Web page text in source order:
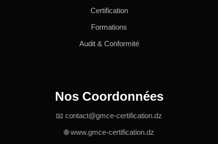
Certification
Formations
Audit & Conformité
Nos Coordonnées
📧 contact@gmce-certification.dz
🌐 www.gmce-certification.dz